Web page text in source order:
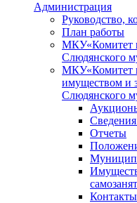
Администрация
Руководство,
План работы
МКУ«Комитет
Слюдянского
МКУ«Комитет
имуществом и
Слюдянского
Отчеты
Контакты